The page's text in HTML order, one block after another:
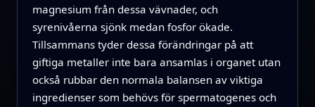
magnesium från dessa vävnader, och
syrenivåerna sjönk medan fosfor ökade.
Tillsammans tyder dessa förändringar på att
giftiga metaller inte bara ansamlas i organet utan
också rubbar den normala balansen av viktiga
ingredienser som behövs för spermatogenes och